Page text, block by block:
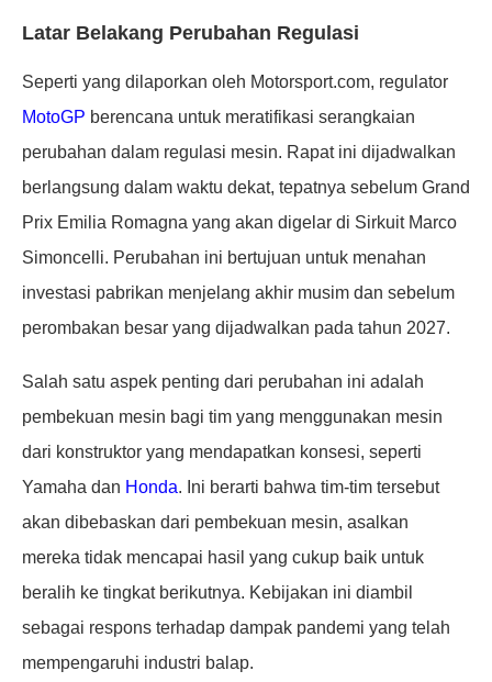
Latar Belakang Perubahan Regulasi
Seperti yang dilaporkan oleh Motorsport.com, regulator
MotoGP berencana untuk meratifikasi serangkaian
perubahan dalam regulasi mesin. Rapat ini dijadwalkan
berlangsung dalam waktu dekat, tepatnya sebelum Grand
Prix Emilia Romagna yang akan digelar di Sirkuit Marco
Simoncelli. Perubahan ini bertujuan untuk menahan
investasi pabrikan menjelang akhir musim dan sebelum
perombakan besar yang dijadwalkan pada tahun 2027.
Salah satu aspek penting dari perubahan ini adalah
pembekuan mesin bagi tim yang menggunakan mesin
dari konstruktor yang mendapatkan konsesi, seperti
Yamaha dan Honda. Ini berarti bahwa tim-tim tersebut
akan dibebaskan dari pembekuan mesin, asalkan
mereka tidak mencapai hasil yang cukup baik untuk
beralih ke tingkat berikutnya. Kebijakan ini diambil
sebagai respons terhadap dampak pandemi yang telah
mempengaruhi industri balap.